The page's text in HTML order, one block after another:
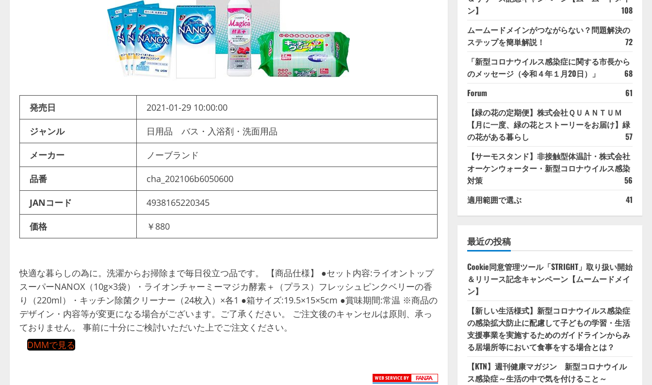
発売日 2021-01-29 10:00:00
ジャンル 日用品 バス・入浴剤・洗面用品
メーカー ノーブランド
品番 cha_202106b6050600
JANコード 4938165220345
価格 ￥880
快適な暮らしの為に。洗濯からお掃除まで毎日役立つ品です。 【商品仕様】 ●セット内容:ライオントップ
スーパーNANOX（10g×3袋）・ライオンチャーミーマジカ酵素＋（プラス）フレッシュピンクベリーの香
り（220ml）・キッチン除菌クリーナー（24枚入）×各1 ●箱サイズ:19.5×15×5cm ●賞味期間:常温 ※商品の
デザイン・内容等が変更になる場合がございます。ご了承ください。 ご注文後のキャンセルは原則、承っ
ておりません。 事前に十分にご検討いただいた上でご注文ください。
DMMで見る
ン】
108
ムームードメインがつながらない？問題解決の
ステップを簡単解説！
72
「新型コロナウイルス感染症に関する市長から
のメッセージ（令和４年１月20日）」
68
Forum
61
【緑の花の定期便】株式会社ＱＵＡＮＴＵＭ
【月に一度、緑の花とストーリーをお届け】緑
の花がある暮らし
57
【サーモスタンド】非接触型体温計・株式会社
オーケンウォーター・新型コロナウイルス感染
対策
56
適用範囲で選ぶ
41
最近の投稿
Cookie同意管理ツール「STRIGHT」取り扱い開始
＆リリース記念キャンペーン【ムームードメイ
ン】
【新しい生活様式】新型コロナウイルス感染症
の感染拡大防止に配慮して子どもの学習・生活
支援事業を実施するためのガイドラインからみ
る居場所等において食事をする場合とは？
【KTN】週刊健康マガジン 新型コロナウイル
ス感染症～生活の中で気を付けること～